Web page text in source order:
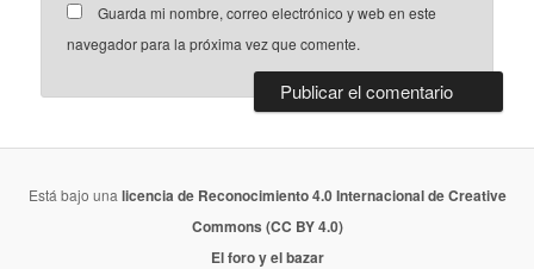
Guarda mi nombre, correo electrónico y web en este
navegador para la próxima vez que comente.
Está bajo una licencia de Reconocimiento 4.0 Internacional de Creative
Commons (CC BY 4.0)
El foro y el bazar